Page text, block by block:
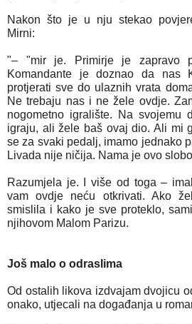
Nakon što je u nju stekao
Mirni:
"– "mir je. Primirje je zapravo
Komandante je doznao da nas
protjerati sve do ulaznih vrata
Ne trebaju nas i ne žele ovdje.
nogometno igralište. Na svojemu
igraju, ali žele baš ovaj dio. Ali mi
se za svaki pedalj, imamo jednako
Livada nije ničija. Nama je ovo
Razumjela je. I više od toga –
vam ovdje neću otkrivati. Ako
smislila i kako je sve proteklo,
njihovom Malom Parizu.
Još malo o odraslima
Od ostalih likova izdvajam dvojicu
onako, utjecali na događanja u